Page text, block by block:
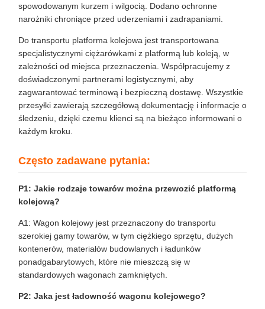
spowodowanym kurzem i wilgocią. Dodano ochronne
narożniki chroniące przed uderzeniami i zadrapaniami.
Do transportu platforma kolejowa jest transportowana
specjalistycznymi ciężarówkami z platformą lub koleją, w
zależności od miejsca przeznaczenia. Współpracujemy z
doświadczonymi partnerami logistycznymi, aby
zagwarantować terminową i bezpieczną dostawę. Wszystkie
przesyłki zawierają szczegółową dokumentację i informacje o
śledzeniu, dzięki czemu klienci są na bieżąco informowani o
każdym kroku.
Często zadawane pytania:
P1: Jakie rodzaje towarów można przewozić platformą
kolejową?
A1: Wagon kolejowy jest przeznaczony do transportu
szerokiej gamy towarów, w tym ciężkiego sprzętu, dużych
kontenerów, materiałów budowlanych i ładunków
ponadgabarytowych, które nie mieszczą się w
standardowych wagonach zamkniętych.
P2: Jaka jest ładowność wagonu kolejowego?